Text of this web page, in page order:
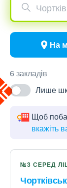
Чортків
На
6 закладів
Лише
Щоб
вкажіть
№3 СЕРЕД